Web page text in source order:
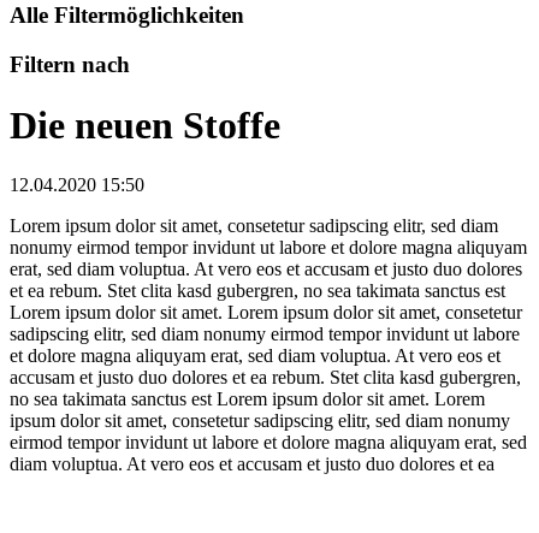
Alle Filtermöglichkeiten
Filtern nach
Die neuen Stoffe
12.04.2020 15:50
Lorem ipsum dolor sit amet, consetetur sadipscing elitr, sed diam
nonumy eirmod tempor invidunt ut labore et dolore magna aliquyam
erat, sed diam voluptua. At vero eos et accusam et justo duo dolores
et ea rebum. Stet clita kasd gubergren, no sea takimata sanctus est
Lorem ipsum dolor sit amet. Lorem ipsum dolor sit amet, consetetur
sadipscing elitr, sed diam nonumy eirmod tempor invidunt ut labore
et dolore magna aliquyam erat, sed diam voluptua. At vero eos et
accusam et justo duo dolores et ea rebum. Stet clita kasd gubergren,
no sea takimata sanctus est Lorem ipsum dolor sit amet. Lorem
ipsum dolor sit amet, consetetur sadipscing elitr, sed diam nonumy
eirmod tempor invidunt ut labore et dolore magna aliquyam erat, sed
diam voluptua. At vero eos et accusam et justo duo dolores et ea